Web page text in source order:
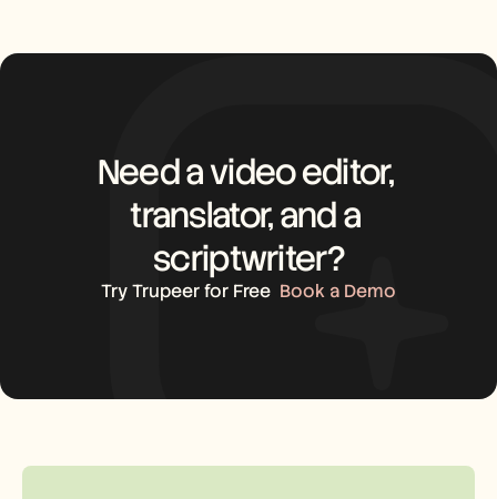
Need a video editor,
translator, and a
scriptwriter?
Try Trupeer for Free Book a Demo